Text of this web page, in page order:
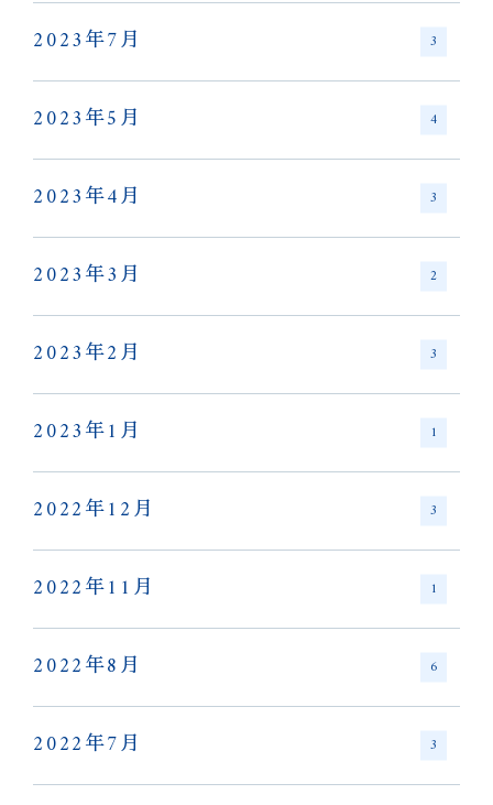
2023年7月 3
2023年5月 4
2023年4月 3
2023年3月 2
2023年2月 3
2023年1月 1
2022年12月 3
2022年11月 1
2022年8月 6
2022年7月 3